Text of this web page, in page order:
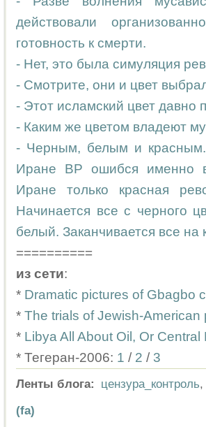
действовали
готовность к смерти.
- Нет, это была симуляция
- Смотрите, они и цвет
- Этот исламский цвет давно
- Каким же цветом владеют
- Черным, белым и
Иране BP ошибся именно
Иране только красная
Начинается все с черного
белый. Заканчивается все
==========
из сети:
* Dramatic pictures of Gbagbo
* The trials of Jewish-
* Libya All About Oil, Or Central
* Тегеран-2006: 1 / 2 / 3
Ленты блога: цензура_контроль,
(fa)